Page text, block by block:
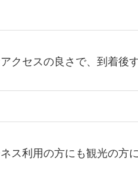
クセスの良さで、到着後
ス利用の方にも観光の方